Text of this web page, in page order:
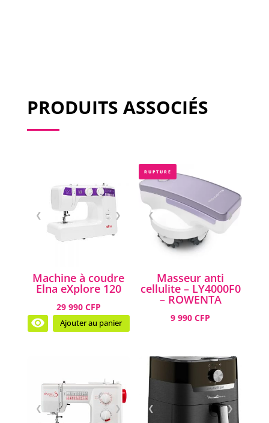
PRODUITS ASSOCIÉS
❮ ❯
Machine à coudre
Elna eXplore 120
29 990 CFP
Ajouter au panier
RUPTURE
❮ ❯
Masseur anti
cellulite – LY4000F0
– ROWENTA
9 990 CFP
❮ ❯ ❮ ❯